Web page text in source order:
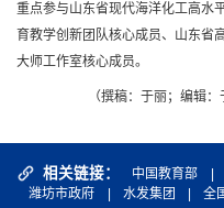
重点参与山东省现代海洋化工高水
育教学创新团队核心成员、山东省
大师工作室核心成员。
（撰稿：于丽；编辑
相关链接： 中国教育部 |
潍坊市政府
| 水发集团 | 全